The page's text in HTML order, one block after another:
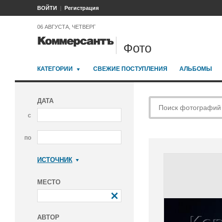
ВОЙТИ Регистрация
06 АВГУСТА, ЧЕТВЕРГ
Фото
КАТЕГОРИИ СВЕЖИЕ ПОСТУПЛЕНИЯ АЛЬБОМЫ
ДАТА
с
по
ИСТОЧНИК
МЕСТО
АВТОР